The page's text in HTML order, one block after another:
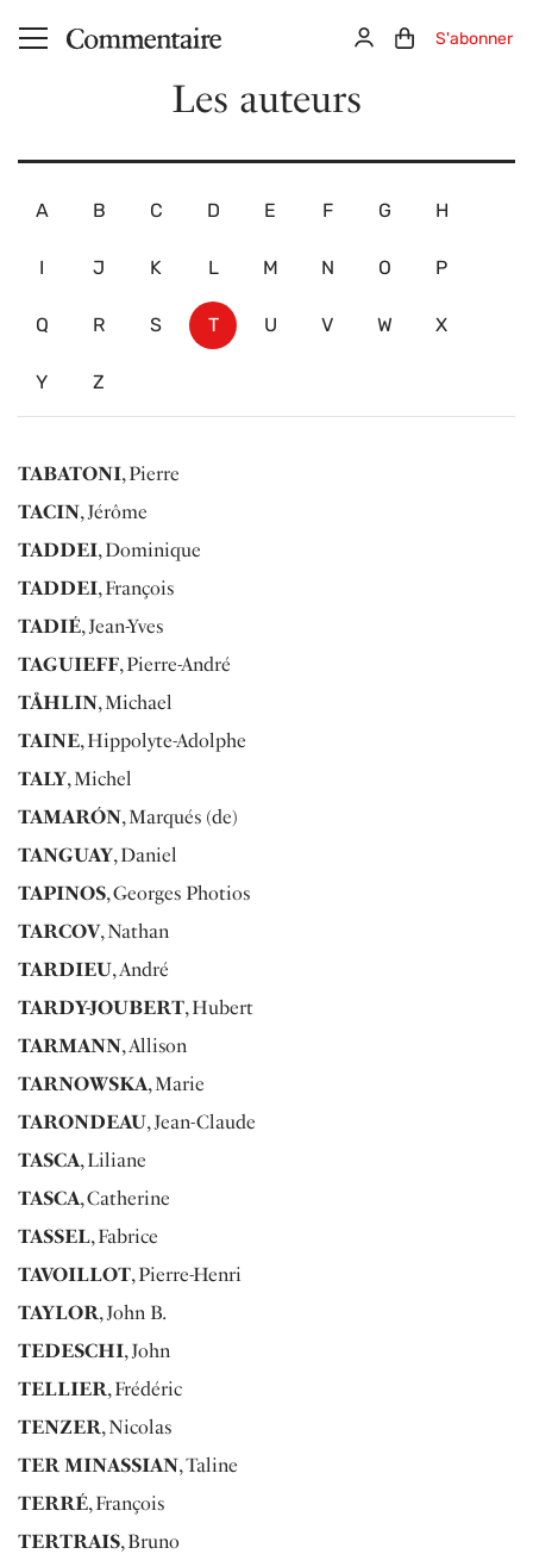
Aller au contenu principal ConnexionPanier (0)
S'abonner
Les auteurs
A B C D E F G H
J K L M N O P
Q R S T U V W X
Y Z
TABATONI, Pierre
TACIN, Jérôme
TADDEI, Dominique
TADDEI, François
TADIÉ, Jean-Yves
TAGUIEFF, Pierre-André
TÅHLIN, Michael
TAINE, Hippolyte-Adolphe
TALY, Michel
TAMARÓN, Marqués (de)
TANGUAY, Daniel
TAPINOS, Georges Photios
TARCOV, Nathan
TARDIEU, André
TARDY-JOUBERT, Hubert
TARMANN, Allison
TARNOWSKA, Marie
TARONDEAU, Jean-Claude
TASCA, Liliane
TASCA, Catherine
TASSEL, Fabrice
TAVOILLOT, Pierre-Henri
TAYLOR, John B.
TEDESCHI, John
TELLIER, Frédéric
TENZER, Nicolas
TER MINASSIAN, Taline
TERRÉ, François
TERTRAIS, Bruno